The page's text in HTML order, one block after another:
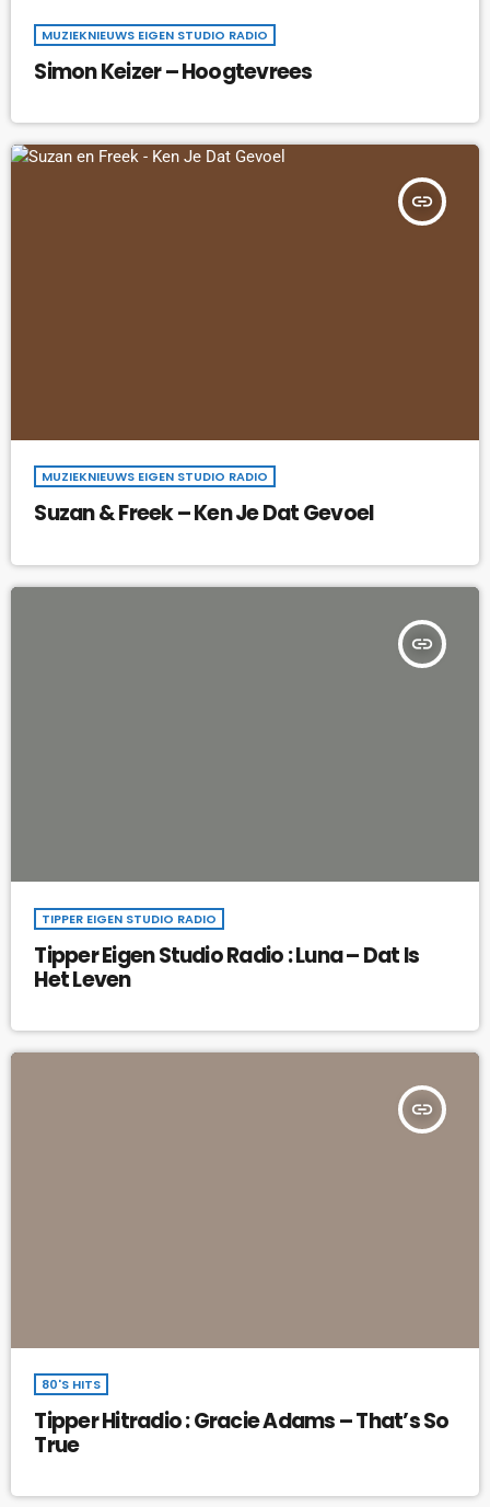
MUZIEKNIEUWS EIGEN STUDIO RADIO
Simon Keizer – Hoogtevrees
insert_link
MUZIEKNIEUWS EIGEN STUDIO RADIO
Suzan & Freek – Ken Je Dat Gevoel
insert_link
TIPPER EIGEN STUDIO RADIO
Tipper Eigen Studio Radio : Luna – Dat Is
Het Leven
insert_link
80'S HITS
Tipper Hitradio : Gracie Adams – That’s So
True